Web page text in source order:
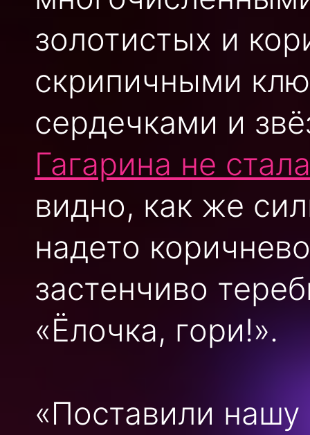
золотистых и
скрипичными
сердечками и
Гагарина не
видно, как же
надето
застенчиво
«Ёлочка, гори!».
«Поставили нашу